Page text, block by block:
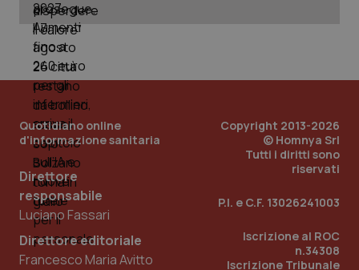
Quotidiano online
d'informazione sanitaria
Direttore
responsabile
Luciano Fassari
Direttore editoriale
Francesco Maria Avitto
Copyright 2013-2026
© Homnya Srl
Tutti i diritti sono
riservati
P.I. e C.F. 13026241003
Iscrizione al ROC
n.34308
Iscrizione Tribunale
_ga_KM60CM4NPH .quotidianosanita.it
1
mese